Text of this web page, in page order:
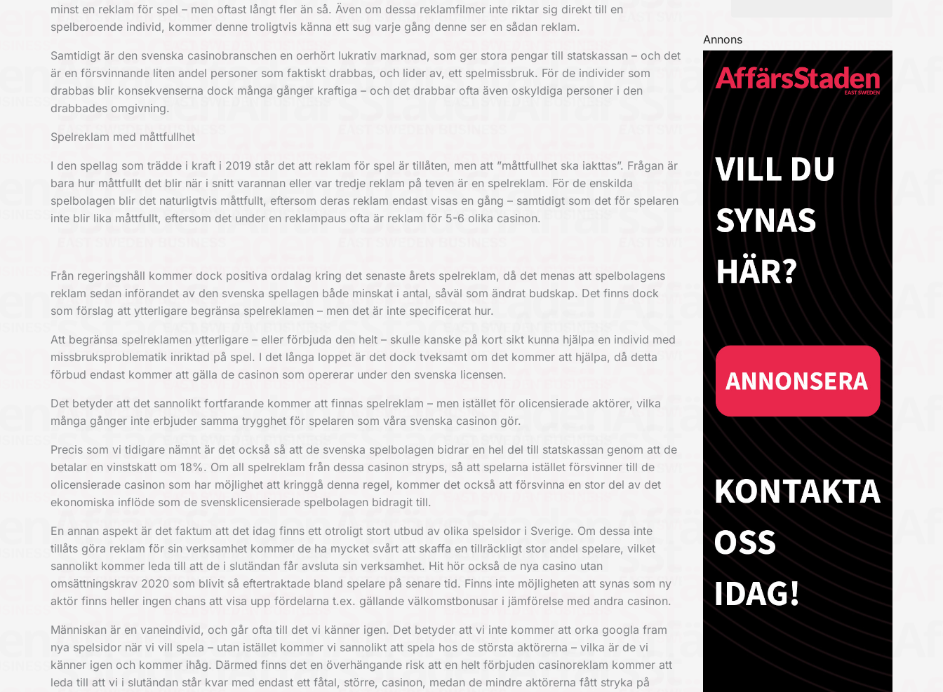
minst en reklam för spel – men oftast långt fler än så. Även om dessa reklamfilmer inte riktar sig direkt till en
spelberoende individ, kommer denne troligtvis känna ett sug varje gång denne ser en sådan reklam.
Samtidigt är den svenska casinobranschen en oerhört lukrativ marknad, som ger stora pengar till statskassan – och det
är en försvinnande liten andel personer som faktiskt drabbas, och lider av, ett spelmissbruk. För de individer som
drabbas blir konsekvenserna dock många gånger kraftiga – och det drabbar ofta även oskyldiga personer i den
drabbades omgivning.
Spelreklam med måttfullhet
I den spellag som trädde i kraft i 2019 står det att reklam för spel är tillåten, men att ”måttfullhet ska iakttas”. Frågan är
bara hur måttfullt det blir när i snitt varannan eller var tredje reklam på teven är en spelreklam. För de enskilda
spelbolagen blir det naturligtvis måttfullt, eftersom deras reklam endast visas en gång – samtidigt som det för spelaren
inte blir lika måttfullt, eftersom det under en reklampaus ofta är reklam för 5-6 olika casinon.
Från regeringshåll kommer dock positiva ordalag kring det senaste årets spelreklam, då det menas att spelbolagens
reklam sedan införandet av den svenska spellagen både minskat i antal, såväl som ändrat budskap. Det finns dock
som förslag att ytterligare begränsa spelreklamen – men det är inte specificerat hur.
Att begränsa spelreklamen ytterligare – eller förbjuda den helt – skulle kanske på kort sikt kunna hjälpa en individ med
missbruksproblematik inriktad på spel. I det långa loppet är det dock tveksamt om det kommer att hjälpa, då detta
förbud endast kommer att gälla de casinon som opererar under den svenska licensen.
Det betyder att det sannolikt fortfarande kommer att finnas spelreklam – men istället för olicensierade aktörer, vilka
många gånger inte erbjuder samma trygghet för spelaren som våra svenska casinon gör.
Precis som vi tidigare nämnt är det också så att de svenska spelbolagen bidrar en hel del till statskassan genom att de
betalar en vinstskatt om 18%. Om all spelreklam från dessa casinon stryps, så att spelarna istället försvinner till de
olicensierade casinon som har möjlighet att kringgå denna regel, kommer det också att försvinna en stor del av det
ekonomiska inflöde som de svensklicensierade spelbolagen bidragit till.
En annan aspekt är det faktum att det idag finns ett otroligt stort utbud av olika spelsidor i Sverige. Om dessa inte
tillåts göra reklam för sin verksamhet kommer de ha mycket svårt att skaffa en tillräckligt stor andel spelare, vilket
sannolikt kommer leda till att de i slutändan får avsluta sin verksamhet. Hit hör också de nya casino utan
omsättningskrav 2020 som blivit så eftertraktade bland spelare på senare tid. Finns inte möjligheten att synas som ny
aktör finns heller ingen chans att visa upp fördelarna t.ex. gällande välkomstbonusar i jämförelse med andra casinon.
Människan är en vaneindivid, och går ofta till det vi känner igen. Det betyder att vi inte kommer att orka googla fram
nya spelsidor när vi vill spela – utan istället kommer vi sannolikt att spela hos de största aktörerna – vilka är de vi
känner igen och kommer ihåg. Därmed finns det en överhängande risk att en helt förbjuden casinoreklam kommer att
leda till att vi i slutändan står kvar med endast ett fåtal, större, casinon, medan de mindre aktörerna fått stryka på
Annons